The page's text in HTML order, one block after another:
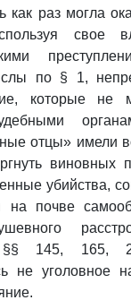
как раз могла
свое
по § 1,
которые не
отцы» имели
виновных
убийства,
на почве
§§ 145, 165,
не уголовное